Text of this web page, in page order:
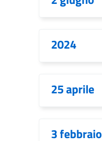
2024
25 aprile
3 febbraio